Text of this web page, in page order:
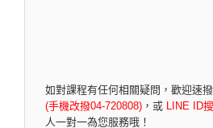
如對課程有任何相關疑問， 歡迎速撥
(手機改撥04-720808) ， 或 LINE ID
人一對一為您服務哦！